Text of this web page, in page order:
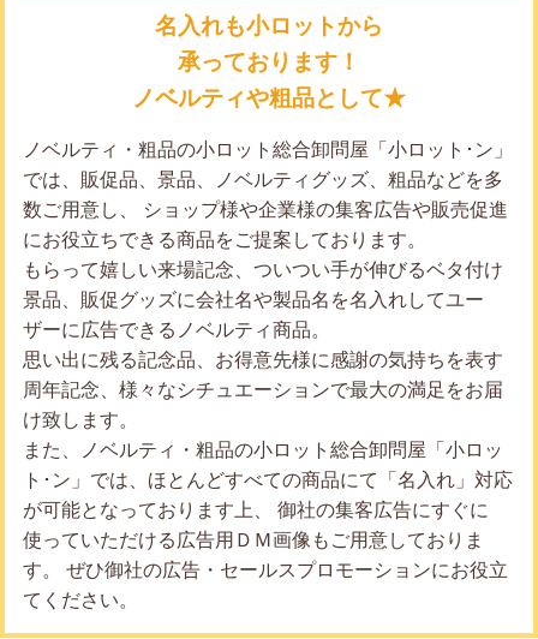
名入れも小ロットから
承っております！
ノベルティや粗品として★
ノベルティ・粗品の小ロット総合卸問屋「小ロット･ン」
では、販促品、景品、ノベルティグッズ、粗品などを多
数ご用意し、 ショップ様や企業様の集客広告や販売促進
にお役立ちできる商品をご提案しております。
もらって嬉しい来場記念、ついつい手が伸びるベタ付け
景品、販促グッズに会社名や製品名を名入れしてユー
ザーに広告できるノベルティ商品。
思い出に残る記念品、お得意先様に感謝の気持ちを表す
周年記念、様々なシチュエーションで最大の満足をお届
け致します。
また、ノベルティ・粗品の小ロット総合卸問屋「小ロッ
ト･ン」では、ほとんどすべての商品にて「名入れ」対応
が可能となっております上、 御社の集客広告にすぐに
使っていただける広告用ＤＭ画像もご用意しておりま
す。 ぜひ御社の広告・セールスプロモーションにお役立
てください。